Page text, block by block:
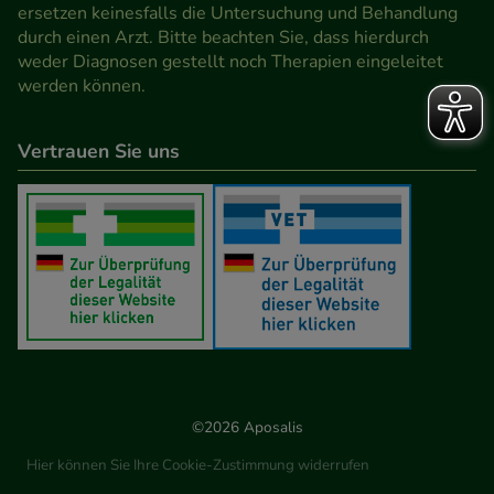
Werbung auf Drittseiten möglichst relevant für Sie
zu gestalten. Bitte beachten Sie, dass Daten hierfür
teilweise an Dritte wie z.B. Google oder soziale
ersetzen keinesfalls die Untersuchung und Behandlung
durch einen Arzt. Bitte beachten Sie, dass hierdurch
weder Diagnosen gestellt noch Therapien eingeleitet
werden können.
Vertrauen Sie uns
©2026 Aposalis
Hier können Sie Ihre Cookie-Zustimmung widerrufen